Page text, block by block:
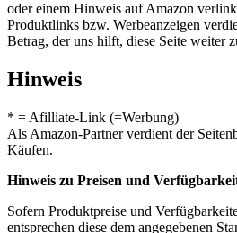
oder einem Hinweis auf Amazon
Produktlinks bzw. Werbeanzeigen
Betrag, der uns hilft, diese Seite weiter
Hinweis
* = Afilliate-Link (=Werbung)
Als Amazon-Partner verdient der
Käufen.
Hinweis zu Preisen und
Sofern Produktpreise und
entsprechen diese dem angegebenen